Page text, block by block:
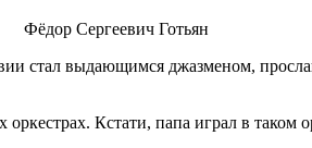
Фёдор Сергеевич Готьян
стал выдающимся джазменом,
Кстати, папа играл в таком